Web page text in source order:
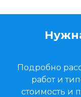
Подробно
работ и
стоимость и